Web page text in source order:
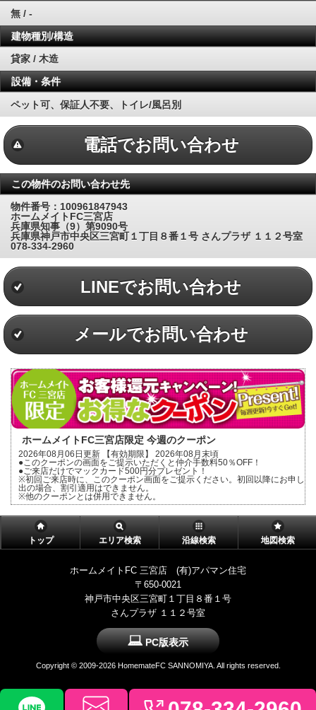
無 / -
建物種別/構造
貸家 / 木造
設備・条件
ペット可、保証人不要、トイレ/風呂別
電話でお問い合わせ
この物件のお問い合わせ先
物件番号：100961847943
ホームメイトFC三宮店
兵庫県知事（9）第9090号
兵庫県神戸市中央区三宮町１丁目８番１号 さんプラザ １１２号室
078-334-2960
LINEでお問い合わせ
メールでお問い合わせ
ホームメイトFC三宮店限定 今週のクーポン
2026年08月06日更新 【有効期限】 2026年08月末頃
●このクーポンの画面をご提示いただくと仲介手数料50％OFF！
●ご来店だけでマックカード500円分プレゼント！
※初回ご来店時に、このクーポン画面をご提示ください。初回以降にお申し
出の場合、割引適用はできません。
※他のクーポンとは併用できません。
トップ エリア検索 沿線検索 地図検索
ホームメイトFC 三宮店 (有)アパマン住宅
〒650-0021
神戸市中央区三宮町１丁目８番１号
さんプラザ １１２号室
PC版表示
Copyright © 2009-2026 HomemateFC SANNOMIYA. All rights reserved.